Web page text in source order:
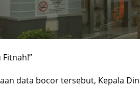
Fitnah!”
data bocor tersebut, Kepala